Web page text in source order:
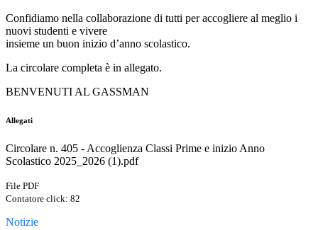
Confidiamo nella collaborazione di tutti per accogliere al meglio i
nuovi studenti e vivere
insieme un buon inizio d’anno scolastico.
La circolare completa è in allegato.
BENVENUTI AL GASSMAN
Allegati
Circolare n. 405 - Accoglienza Classi Prime e inizio Anno
Scolastico 2025_2026 (1).pdf
File PDF
Contatore click: 82
Notizie